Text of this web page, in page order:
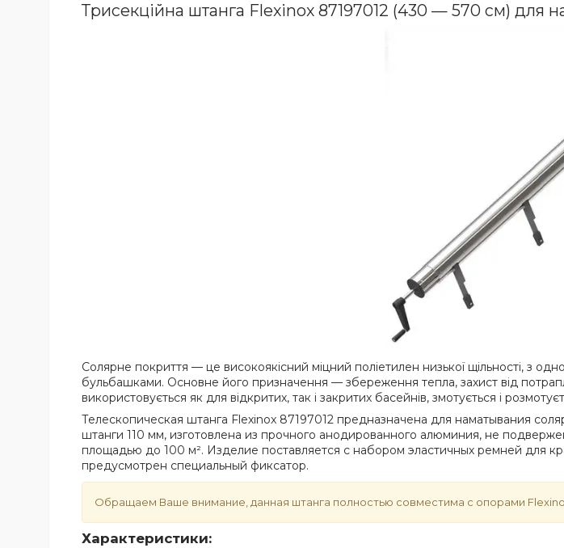
Трисекційна штанга Flexinox 87197012 (430 — 570 см) для
Солярне покриття — це високоякісний міцний поліетилен низької щільності, з
бульбашками. Основне його призначення — збереження тепла, захист від
використовується як для відкритих, так і закритих басейнів, змотується і
Телескопическая штанга Flexinox 87197012 предназначена для наматывания
штанги 110 мм, изготовлена из прочного анодированного алюминия, не
площадью до 100 м². Изделие поставляется с набором эластичных ремней для
предусмотрен специальный фиксатор.
Обращаем Ваше внимание, данная штанга полностью совместима с опорами
Характеристики: